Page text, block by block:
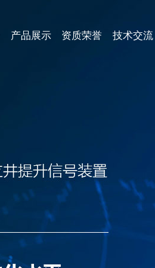
产品展示 资质荣誉 技术交流